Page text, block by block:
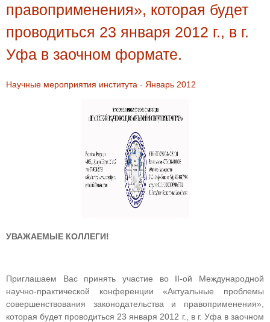
правоприменения», которая будет
проводиться 23 января 2012 г., в г.
Уфа в заочном формате.
Научные мероприятия института - Январь 2012
УВАЖАЕМЫЕ КОЛЛЕГИ!
Приглашаем Вас принять участие во II-ой Международной
научно-практической конференции «Актуальные проблемы
совершенствования законодательства и правоприменения»,
которая будет проводиться 23 января 2012 г., в г. Уфа в заочном